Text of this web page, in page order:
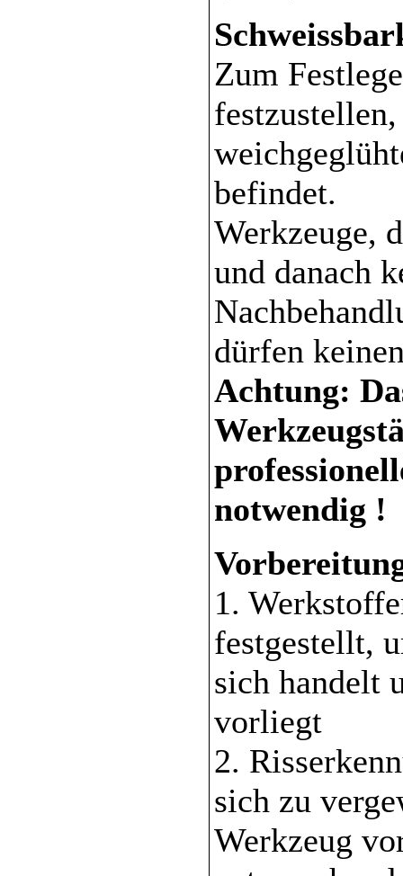
Zum
befindet.
Werkzeuge,
und danach
dürfen
Achtung:
notwendig !
1.
festgestellt,
sich handelt
vorliegt
2.
sich zu
Werkzeug